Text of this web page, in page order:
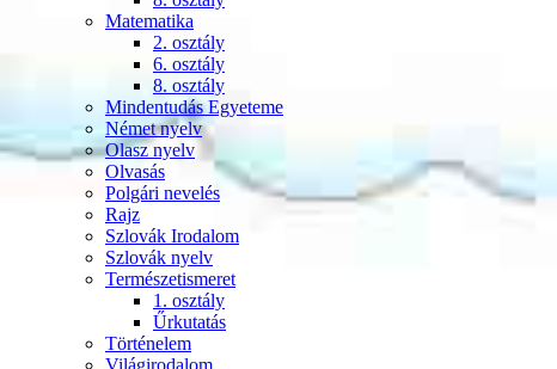
Matematika
2. osztály
6. osztály
8. osztály
Mindentudás Egyeteme
Német nyelv
Olasz nyelv
Olvasás
Polgári nevelés
Rajz
Szlovák Irodalom
Szlovák nyelv
Természetismeret
1. osztály
Űrkutatás
Történelem
Világirodalom